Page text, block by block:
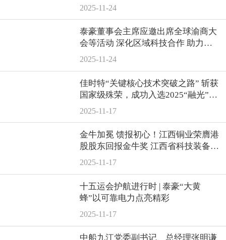
2025-11-24
泰豪董事会主席应邀出席全球渝商大
会等活动 深化区域科技合作 助力产
业高质量发展
2025-11-24
佳时特“关键核心技术突破之路” 斩获
国家级殊荣，成功入选2025“融光”案
例集
2025-11-17
金牛加冕 馈报初心！江西铜业荣膺港
股股东回报金牛奖 江西省科技装备业
商会 2025年11月14日 20:58
2025-11-17
十五运会护航进行时 | 泰豪“大黄
蜂”以可靠电力点亮精彩
2025-11-17
中船九江党委副书记、总经理张明谦